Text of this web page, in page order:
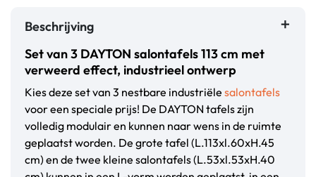
Beschrijving
Set van 3 DAYTON salontafels 113 cm met
verweerd effect, industrieel ontwerp
Kies deze set van 3 nestbare industriële salontafels
voor een speciale prijs! De DAYTON tafels zijn
volledig modulair en kunnen naar wens in de ruimte
geplaatst worden. De grote tafel (L.113xl.60xH.45
cm) en de twee kleine salontafels (L.53xl.53xH.40